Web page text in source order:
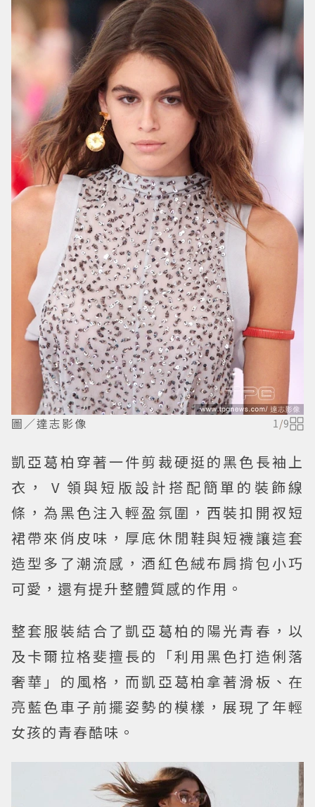
圖／達志影像 1/9
凱亞葛柏穿著一件剪裁硬挺的黑色長袖上
衣， V 領與短版設計搭配簡單的裝飾線
條，為黑色注入輕盈氛圍，西裝扣開衩短
裙帶來俏皮味，厚底休閒鞋與短襪讓這套
造型多了潮流感，酒紅色絨布肩揹包小巧
可愛，還有提升整體質感的作用。
整套服裝結合了凱亞葛柏的陽光青春，以
及卡爾拉格斐擅長的「利用黑色打造俐落
奢華」的風格，而凱亞葛柏拿著滑板、在
亮藍色車子前擺姿勢的模樣，展現了年輕
女孩的青春酷味。